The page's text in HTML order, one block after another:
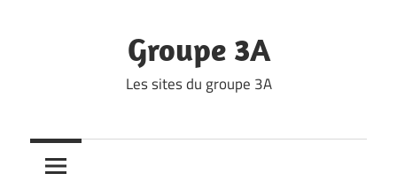
Groupe 3A
Les sites du groupe 3A